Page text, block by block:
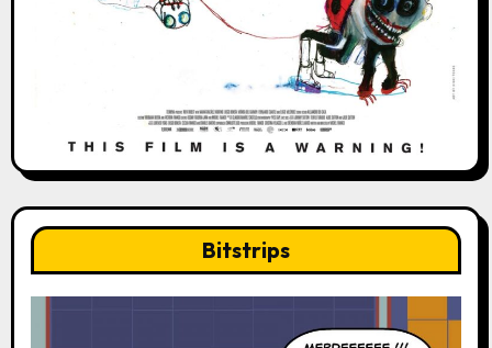
Bitstrips